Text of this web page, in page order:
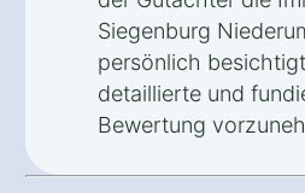
Siegenburg
persönlich
detaillierte und
Bewertung